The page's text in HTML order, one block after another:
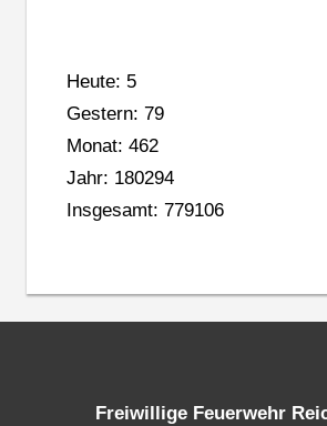
Heute: 5
Gestern: 79
Monat: 462
Jahr: 180294
Insgesamt: 779106
Freiwillige Feuerwehr